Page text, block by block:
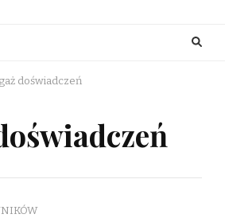
doświadczeń